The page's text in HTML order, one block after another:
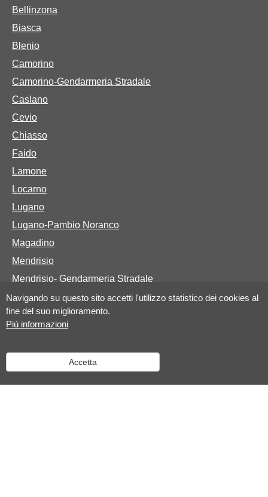
Navigando su questo sito accetti l'utilizzo statistico dei cookies al
fine del suo miglioramento.
Più informazioni
Accetta
Bellinzona
Biasca
Blenio
Camorino
Camorino-Gendarmeria Stradale
Caslano
Cevio
Chiasso
Faido
Lamone
Locarno
Lugano
Lugano-Pambio Noranco
Magadino
Mendrisio
Mendrisio- Gendarmeria Stradale
Basi legali
Legge sulla protezione dei dati personali elaborati dalla